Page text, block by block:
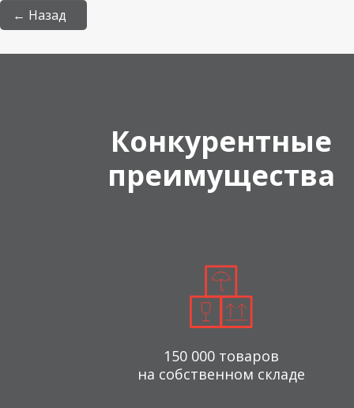
← Назад
Конкурентные
преимущества
150 000 товаров
на собственном складе